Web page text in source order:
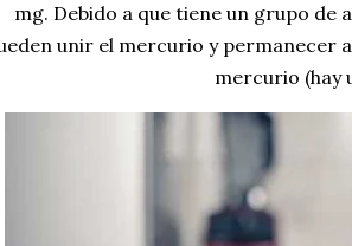
mg. Debido a que tiene un grupo de
unir el mercurio y permanecer
mercurio (hay